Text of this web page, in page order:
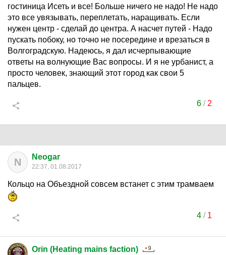
гостиница Исеть и все! Больше ничего не надо! Не надо
это все увязывать, переплетать, наращивать. Если
нужен центр - сделай до центра. А насчет путей - Надо
пускать побоку, но точно не посередине и врезаться в
Волгоградскую. Надеюсь, я дал исчерпывающие
ответы на волнующие Вас вопросы. И я не урбанист, а
просто человек, знающий этот город как свои 5
пальцев.
6/ 2
N Neogar
22:37, 01.08.2017
Кольцо на Объездной совсем встанет с этим трамваем
4/ 1
Orin (Heating mains faction)